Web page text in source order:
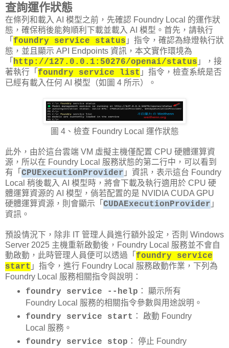
查詢運作狀態
在條列和載入 AI 模型之前，先確認 Foundry Local 的運作狀
態，確保稍後能夠順利下載並載入 AI 模型。首先，請執行
「 foundry service status 」指令，確認為綠燈執行狀
態，並且顯示 API Endpoints 資訊，本文實作環境為
「 http://127.0.0.1:50276/openai/status 」，接
著執行「 foundry service list 」指令，檢查系統是否
已經有載入任何 AI 模型（如圖 4 所示）。
圖 4、檢查 Foundry Local 運作狀態
此外，由於這台雲端 VM 虛擬主機僅配置 CPU 硬體運算資
源，所以在 Foundry Local 服務狀態的第二行中，可以看到
有「 CPUExecutionProvider 」資訊，表示這台 Foundry
Local 稍後載入 AI 模型時，將會下載及執行適用於 CPU 硬
體運算資源的 AI 模型，倘若配置的是 NVIDIA CUDA GPU
硬體運算資源，則會顯示「 CUDAExecutionProvider 」
資訊。
預設情況下，除非 IT 管理人員進行額外設定，否則 Windows
Server 2025 主機重新啟動後，Foundry Local 服務並不會自
動啟動，此時管理人員便可以透過「 foundry service
start 」指令，進行 Foundry Local 服務啟動作業，下列為
Foundry Local 服務相關指令與說明：
foundry service --help ： 顯示所有
Foundry Local 服務的相關指令參數與用途說明。
foundry service start ： 啟動 Foundry
Local 服務。
foundry service stop ： 停止 Foundry